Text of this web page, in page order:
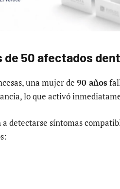
de 50 afectados
una mujer de 90 años
lo que activó
a detectarse síntomas